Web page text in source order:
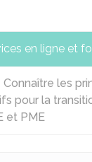
en ligne et
Connaître les
pour la
et PME